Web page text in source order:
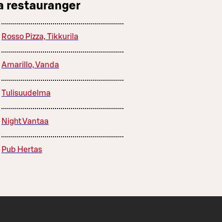
restauranger
Rosso Pizza, Tikkurila
Amarillo, Vanda
Tulisuudelma
Night Vantaa
Pub Hertas